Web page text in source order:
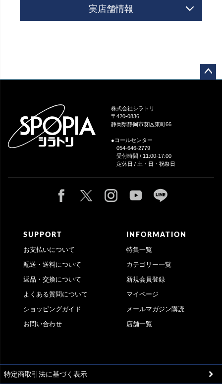
実店舗情報
株式会社シラトリ
〒420-0836
静岡県静岡市葵区東町66
●コールセンター
054-646-2779
受付時間 / 11:00-17:00
定休日 / 土・日・祝祭日
SUPPORT
お支払いについて
配送・送料について
返品・交換について
よくある質問について
ショッピングガイド
お問い合わせ
INFORMATION
特集一覧
カテゴリー一覧
新規会員登録
マイページ
メールマガジン購読
店舗一覧
特定商取引法に基づく表示